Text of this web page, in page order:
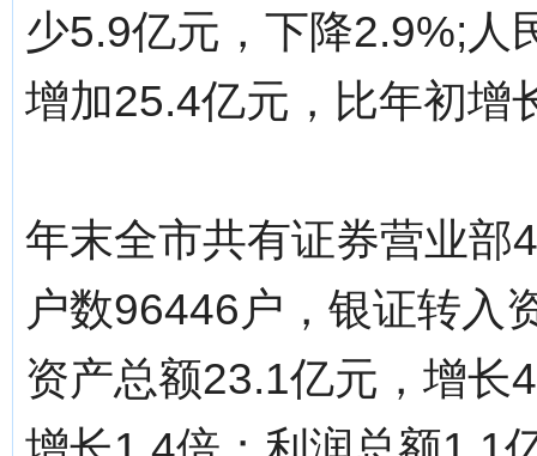
少5.9亿元，下降2.9%;人
增加25.4亿元，比年初增
年末全市共有证券营业部
户数96446户，银证转入
资产总额23.1亿元，增长